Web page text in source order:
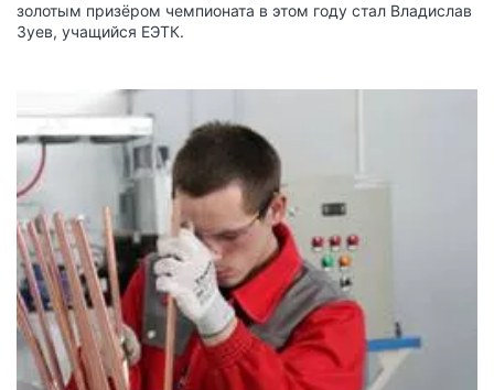
золотым призёром чемпионата в этом году стал Владислав
Зуев, учащийся ЕЭТК.